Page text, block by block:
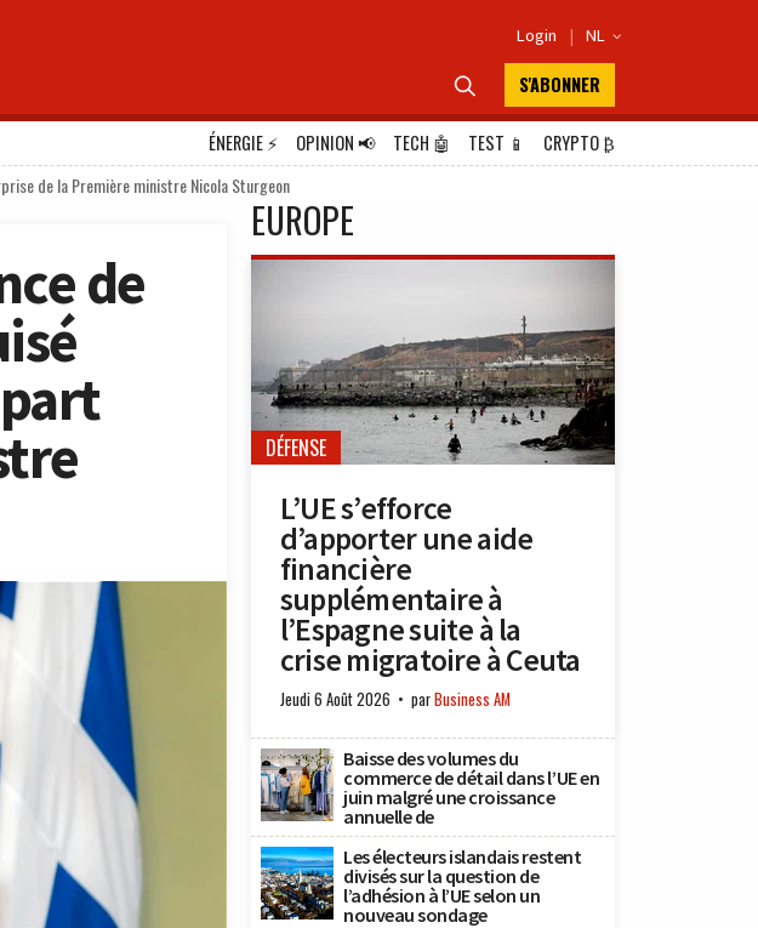
Login | NL 
 S'ABONNER
ÉNERGIE⚡ OPINION📢 TECH 🤖 TEST 📱 CRYPTO₿
de la Première ministre Nicola Sturgeon
de
EUROPE
DÉFENSE
L’UE s’efforce
d’apporter une aide
financière
supplémentaire à
l’Espagne suite à la
crise migratoire à Ceuta
Jeudi 6 Août 2026 parBusiness AM
Baisse des volumes du
commerce de détail dans l’UE en
juin malgré une croissance
annuelle de
Les électeurs islandais restent
divisés sur la question de
l’adhésion à l’UE selon un
nouveau sondage